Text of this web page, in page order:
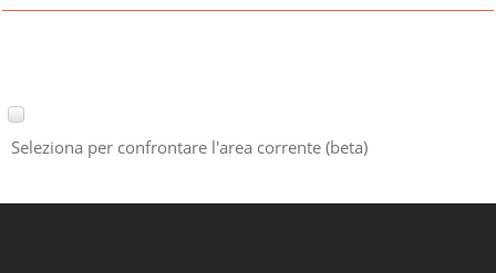
Seleziona per confrontare l'area corrente (beta)